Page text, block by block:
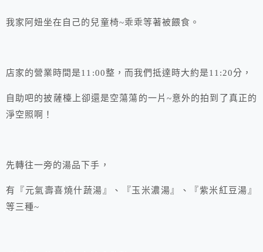
我家阿妞坐在自己的兒童椅~乖乖等著被餵食。
店家的營業時間是11:00整，而我們抵達時大約是11:20分，
自助吧的披薩檯上卻還是空蕩蕩的一片~意外的拍到了真正的
淨空照啊！
先轉往一旁的湯品下手，
有『元氣壽喜燒什蔬湯』、『玉米濃湯』、『紫米紅豆湯』
等三種~